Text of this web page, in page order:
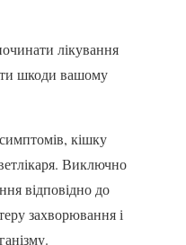
лікування
шкоди вашому
кішку
Виключно
відповідно до
захворювання і